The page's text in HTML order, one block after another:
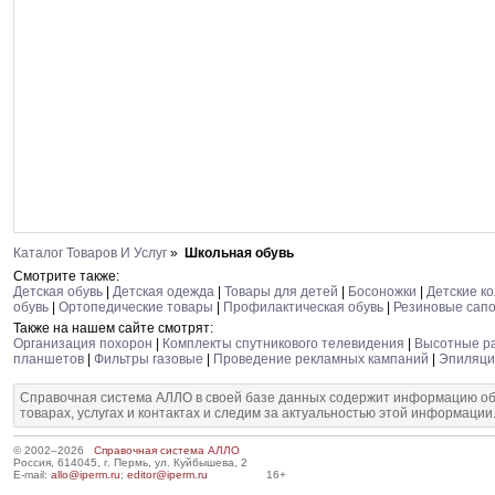
Каталог Товаров И Услуг » Школьная обувь
Смотрите также:
Детская обувь
Детская одежда Товары для детей Босоножки Детские
обувь
Ортопедические товары Профилактическая обувь Резиновые
Также на нашем сайте смотрят:
Организация похорон
Комплекты спутникового телевидения Высотные
планшетов
Фильтры газовые Проведение рекламных кампаний
Справочная система АЛЛО в своей базе данных содержит информацию
товарах, услугах и контактах и следим за актуальностью этой
© 2002–2026 Справочная система АЛЛО
Россия, 614045, г. Пермь, ул. Куйбышева, 2
E-mail: allo@iperm.ru; editor@iperm.ru 16+